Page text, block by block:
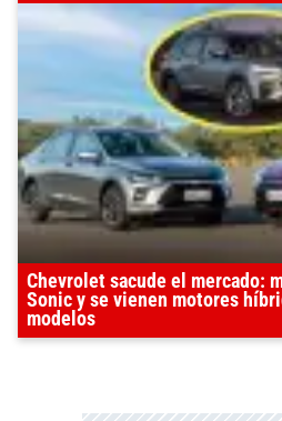
Chevrolet sacude el mercado:
Sonic y se vienen motores
modelos